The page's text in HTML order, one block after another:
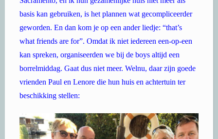
basis kan gebruiken, is het plannen wat gecompliceerder
geworden. En dan kom je op een ander liedje: “that’s
what friends are for”. Omdat ik niet iedereen een-op-een
kan spreken, organiseerden we bij de boys altijd een
borrelmiddag. Gaat dus niet meer. Welnu, daar zijn goede
vrienden Paul en Lenore die hun huis en achtertuin ter
beschikking stellen: